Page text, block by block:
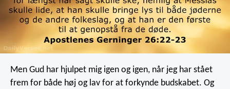
Men Gud har hjulpet mig igen og igen, når jeg har stået
frem for både høj og lav for at forkynde budskabet. Og